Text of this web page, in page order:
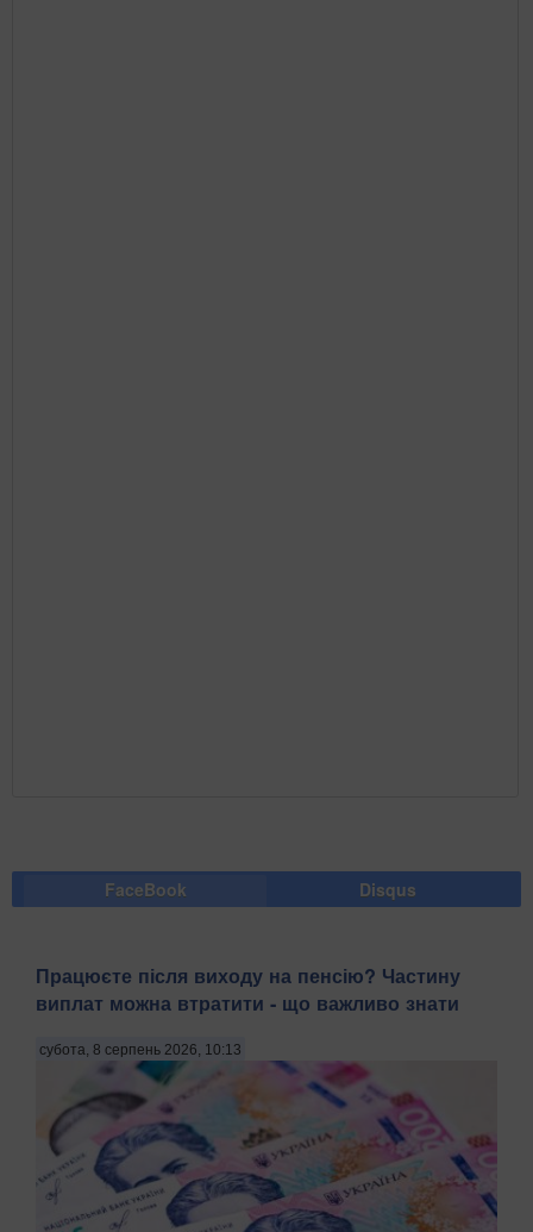
FaceBook Disqus
Працюєте після виходу на пенсію? Частину
виплат можна втратити - що важливо знати
субота, 8 серпень 2026, 10:13